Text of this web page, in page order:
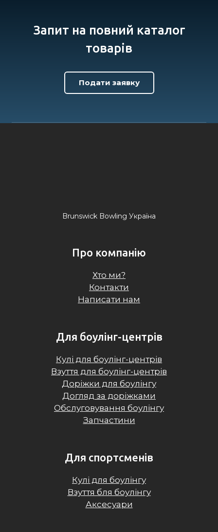
Запит на повний каталог
товарів
Подати заявку
Brunswick Bowling Україна
Про компанію
Хто ми?
Контакти
Написати нам
Для боулінг-центрів
Кулі для боулінг-центрів
Взуття для боулінг-центрів
Доріжки для боулінгу
Догляд за доріжками
Обслуговування боулінгу
Запчастини
Для спортсменів
Кулі для боулінгу
Взуття бля боулінгу
Аксесуари